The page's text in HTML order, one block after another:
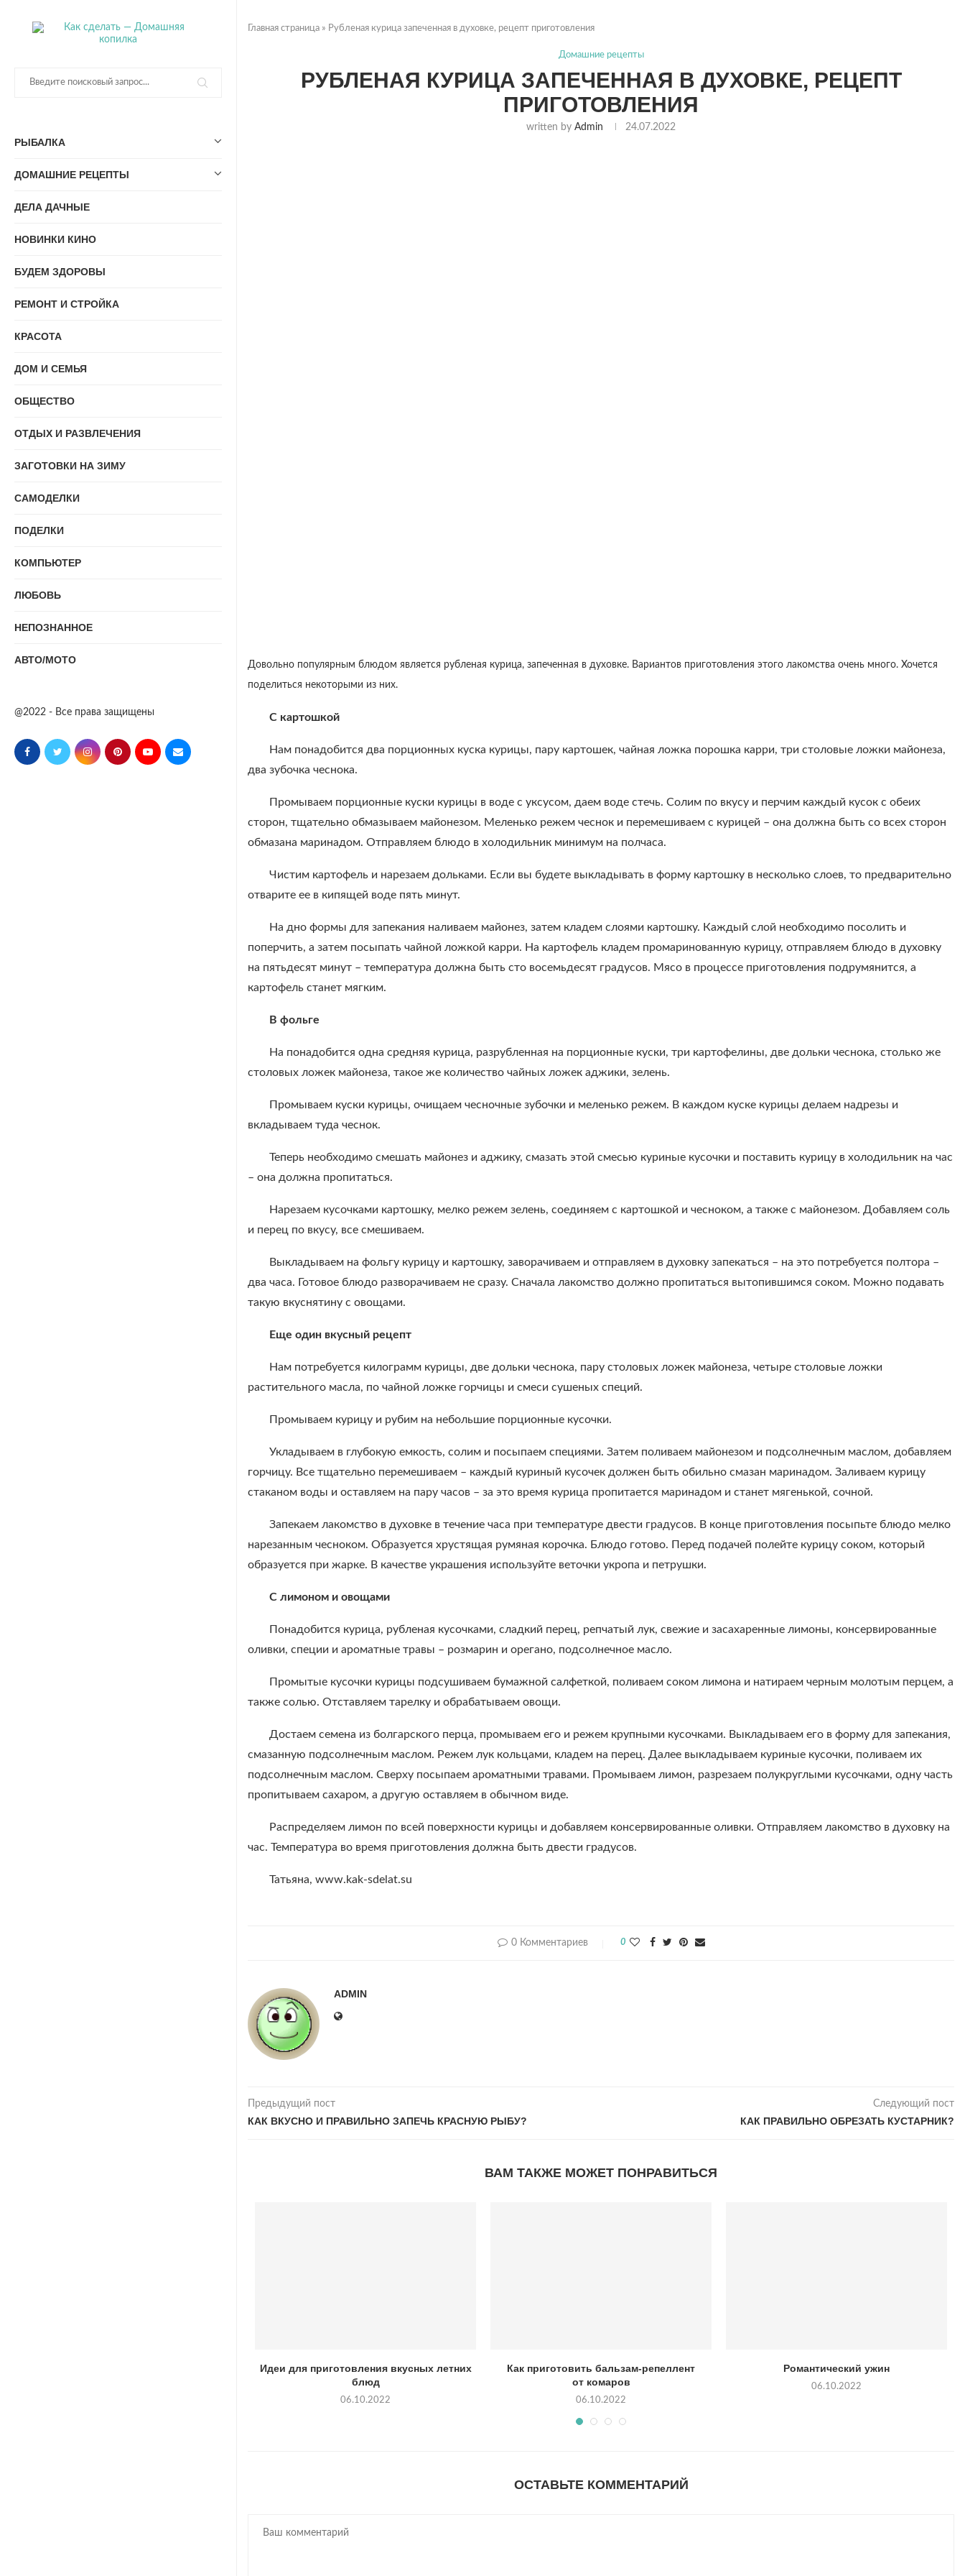
РЫБАЛКА
ДОМАШНИЕ РЕЦЕПТЫ
ДЕЛА ДАЧНЫЕ
НОВИНКИ КИНО
БУДЕМ ЗДОРОВЫ
РЕМОНТ И СТРОЙКА
КРАСОТА
ДОМ И СЕМЬЯ
ОБЩЕСТВО
ОТДЫХ И РАЗВЛЕЧЕНИЯ
ЗАГОТОВКИ НА ЗИМУ
САМОДЕЛКИ
ПОДЕЛКИ
КОМПЬЮТЕР
ЛЮБОВЬ
НЕПОЗНАННОЕ
АВТО/МОТО
@2022 - Все права защищены
Главная страница » Рубленая курица запеченная в духовке, рецепт приготовления
Домашние рецепты
РУБЛЕНАЯ КУРИЦА ЗАПЕЧЕННАЯ В ДУХОВКЕ, РЕЦЕПТ
ПРИГОТОВЛЕНИЯ
written by Admin 24.07.2022
Довольно популярным блюдом является рубленая курица, запеченная в духовке. Вариантов приготовления этого лакомства очень много. Хочется
поделиться некоторыми из них.
С картошкой
Нам понадобится два порционных куска курицы, пару картошек, чайная ложка порошка карри, три столовые ложки майонеза,
два зубочка чеснока.
Промываем порционные куски курицы в воде с уксусом, даем воде стечь. Солим по вкусу и перчим каждый кусок с обеих
сторон, тщательно обмазываем майонезом. Меленько режем чеснок и перемешиваем с курицей – она должна быть со всех сторон
обмазана маринадом. Отправляем блюдо в холодильник минимум на полчаса.
Чистим картофель и нарезаем дольками. Если вы будете выкладывать в форму картошку в несколько слоев, то предварительно
отварите ее в кипящей воде пять минут.
На дно формы для запекания наливаем майонез, затем кладем слоями картошку. Каждый слой необходимо посолить и
поперчить, а затем посыпать чайной ложкой карри. На картофель кладем промаринованную курицу, отправляем блюдо в духовку
на пятьдесят минут – температура должна быть сто восемьдесят градусов. Мясо в процессе приготовления подрумянится, а
картофель станет мягким.
В фольге
На понадобится одна средняя курица, разрубленная на порционные куски, три картофелины, две дольки чеснока, столько же
столовых ложек майонеза, такое же количество чайных ложек аджики, зелень.
Промываем куски курицы, очищаем чесночные зубочки и меленько режем. В каждом куске курицы делаем надрезы и
вкладываем туда чеснок.
Теперь необходимо смешать майонез и аджику, смазать этой смесью куриные кусочки и поставить курицу в холодильник на час
– она должна пропитаться.
Нарезаем кусочками картошку, мелко режем зелень, соединяем с картошкой и чесноком, а также с майонезом. Добавляем соль
и перец по вкусу, все смешиваем.
Выкладываем на фольгу курицу и картошку, заворачиваем и отправляем в духовку запекаться – на это потребуется полтора –
два часа. Готовое блюдо разворачиваем не сразу. Сначала лакомство должно пропитаться вытопившимся соком. Можно подавать
такую вкуснятину с овощами.
Еще один вкусный рецепт
Нам потребуется килограмм курицы, две дольки чеснока, пару столовых ложек майонеза, четыре столовые ложки
растительного масла, по чайной ложке горчицы и смеси сушеных специй.
Промываем курицу и рубим на небольшие порционные кусочки.
Укладываем в глубокую емкость, солим и посыпаем специями. Затем поливаем майонезом и подсолнечным маслом, добавляем
горчицу. Все тщательно перемешиваем – каждый куриный кусочек должен быть обильно смазан маринадом. Заливаем курицу
стаканом воды и оставляем на пару часов – за это время курица пропитается маринадом и станет мягенькой, сочной.
Запекаем лакомство в духовке в течение часа при температуре двести градусов. В конце приготовления посыпьте блюдо мелко
нарезанным чесноком. Образуется хрустящая румяная корочка. Блюдо готово. Перед подачей полейте курицу соком, который
образуется при жарке. В качестве украшения используйте веточки укропа и петрушки.
С лимоном и овощами
Понадобится курица, рубленая кусочками, сладкий перец, репчатый лук, свежие и засахаренные лимоны, консервированные
оливки, специи и ароматные травы – розмарин и орегано, подсолнечное масло.
Промытые кусочки курицы подсушиваем бумажной салфеткой, поливаем соком лимона и натираем черным молотым перцем, а
также солью. Отставляем тарелку и обрабатываем овощи.
Достаем семена из болгарского перца, промываем его и режем крупными кусочками. Выкладываем его в форму для запекания,
смазанную подсолнечным маслом. Режем лук кольцами, кладем на перец. Далее выкладываем куриные кусочки, поливаем их
подсолнечным маслом. Сверху посыпаем ароматными травами. Промываем лимон, разрезаем полукруглыми кусочками, одну часть
пропитываем сахаром, а другую оставляем в обычном виде.
Распределяем лимон по всей поверхности курицы и добавляем консервированные оливки. Отправляем лакомство в духовку на
час. Температура во время приготовления должна быть двести градусов.
Татьяна, www.kak-sdelat.su
0 Комментариев 0
ADMIN
Предыдущий пост
КАК ВКУСНО И ПРАВИЛЬНО ЗАПЕЧЬ КРАСНУЮ РЫБУ?
Следующий пост
КАК ПРАВИЛЬНО ОБРЕЗАТЬ КУСТАРНИК?
ВАМ ТАКЖЕ МОЖЕТ ПОНРАВИТЬСЯ
Идеи для приготовления вкусных летних
блюд
06.10.2022
Как приготовить бальзам-репеллент
от комаров
06.10.2022
Романтический ужин
06.10.2022
ОСТАВЬТЕ КОММЕНТАРИЙ